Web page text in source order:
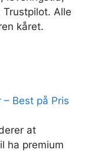
Alle
kåret.
Best på Pris
at
ha premium